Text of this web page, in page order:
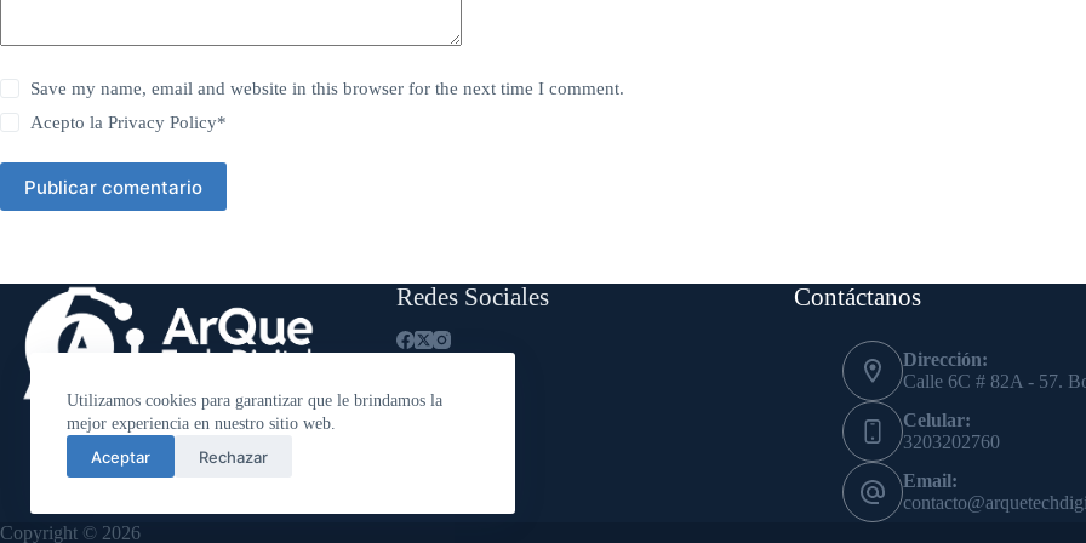
Utilizamos cookies para garantizar que le brindamos la
mejor experiencia en nuestro sitio web.
Aceptar Rechazar
Save my name, email and website in this browser for the next time I comment.
Acepto laPrivacy Policy*
Publicar comentario
Redes Sociales Contáctanos
Dirección:
Calle 6C # 82A - 57.
Celular:
3203202760
Email:
Copyright © 2026